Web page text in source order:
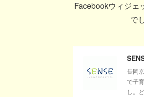
Facebookウィジェ
で
長岡
で子
し。